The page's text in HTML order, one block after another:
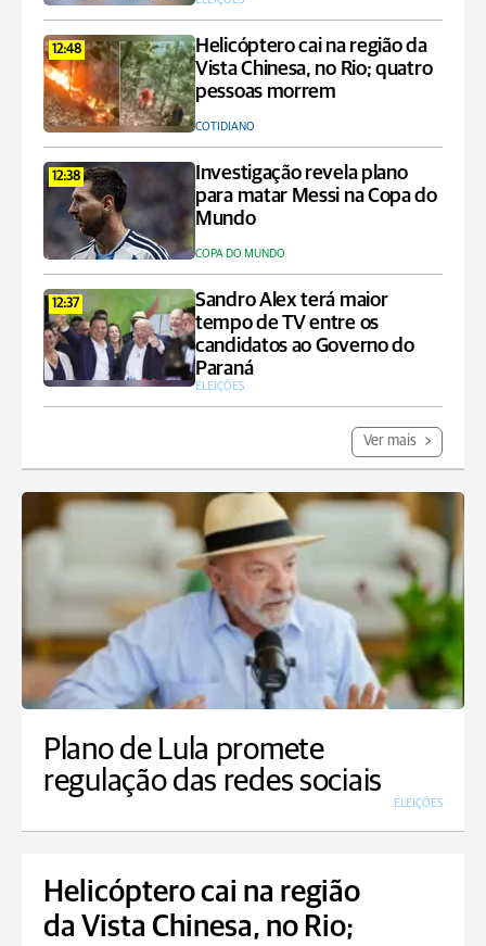
12:48
Helicóptero cai na região da
Vista Chinesa, no Rio; quatro
pessoas morrem
COTIDIANO
12:38
Investigação revela plano
para matar Messi na Copa do
Mundo
COPA DO MUNDO
12:37
Sandro Alex terá maior
tempo de TV entre os
candidatos ao Governo do
Paraná
ELEIÇÕES
Ver mais
Plano de Lula promete
regulação das redes sociais
ELEIÇÕES
Helicóptero cai na região
da Vista Chinesa, no Rio;